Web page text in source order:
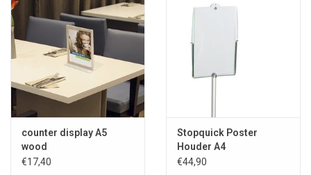
counter display A5
wood
€17,40
Stopquick Poster
Houder A4
€44,90